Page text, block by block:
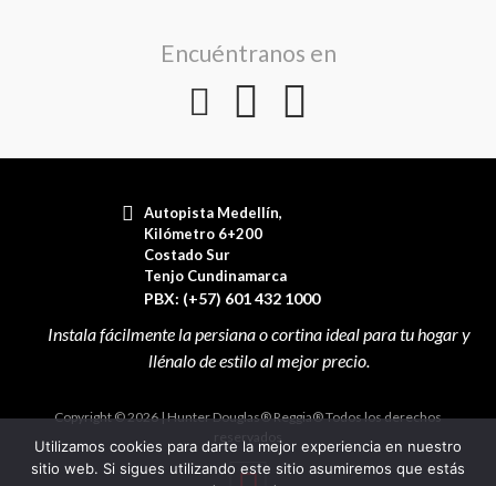
Encuéntranos en
Autopista Medellín,
Kilómetro 6+200
Costado Sur
Tenjo Cundinamarca
PBX: (+57) 601 432 1000
Copyright © 2026 | Hunter Douglas® Reggia® Todos los derechos
reservados
Utilizamos cookies para darte la mejor experiencia en nuestro
sitio web. Si sigues utilizando este sitio asumiremos que estás